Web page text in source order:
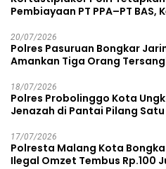
Pembiayaan PT PPA–PT
20/07/2026
Polres Pasuruan Bongkar
Amankan Tiga Orang
18/07/2026
Polres Probolinggo Kota
Jenazah di Pantai Pilang
17/07/2026
Polresta Malang Kota
Ilegal Omzet Tembus Rp.100